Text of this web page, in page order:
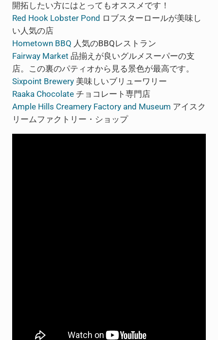
開拓したい方にはとってもオススメです！
Red Hook Lobster Pond ロブスターロールが美味し
い人気の店
Hometown BBQ 人気のBBQレストラン
Fairway Market 品揃えが良いグルメスーパーの支
店。この裏のパティオから見る景色が最高です。
Sixpoint Brewery美味しいブリューワリー
Raaka Chocolateチョコレート専門店
Ample Hills Creamery Factory and Museum アイスク
リームファクトリー・ショップ